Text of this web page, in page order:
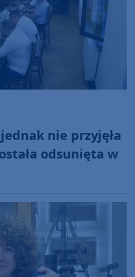
nie przyjęła
odsunięta w